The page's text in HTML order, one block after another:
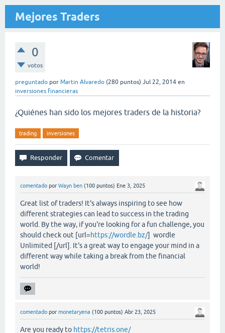
Mejores Traders
0
votos
preguntado por Martin Alvaredo (280 puntos) Jul 22, 2014 en
inversiones financieras
¿Quiénes han sido los mejores traders de la historia?
trading inversiones
comentado por Wayn ben (100 puntos) Ene 3, 2025
Great list of traders! It's always inspiring to see how
different strategies can lead to success in the trading
world. By the way, if you're looking for a fun challenge, you
should check out [url=https://wordle.bz/] wordle
Unlimited [/url]. It's a great way to engage your mind in a
different way while taking a break from the financial
world!
comentado por monetaryena (100 puntos) Abr 23, 2025
Are you ready to https://tetris.one/